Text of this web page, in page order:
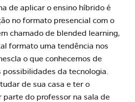
de aplicar o ensino híbrido é
no formato presencial com o
chamado de blended learning,
formato uma tendência nos
o que conhecemos de
possibilidades da tecnologia.
de sua casa e ter o
parte do professor na sala de